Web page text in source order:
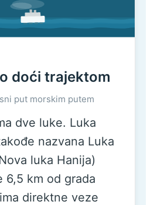
doći trajektom
put morskim putem
dve luke. Luka
nazvana Luka
luka Hanija)
6,5 km od grada
direktne veze